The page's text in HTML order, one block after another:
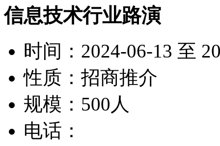
信息技术行业路演
时间：2024-06-13 至
性质：招商推介
规模：500人
电话：